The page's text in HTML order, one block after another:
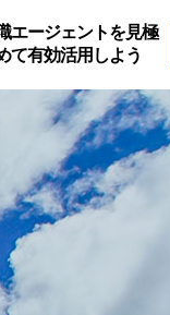
エージェントを見極
て有効活用しよう